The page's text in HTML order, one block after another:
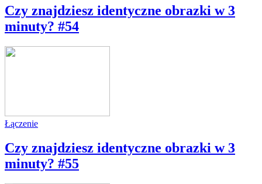
Czy znajdziesz identyczne obrazki w 3
minuty? #54
Łączenie
Czy znajdziesz identyczne obrazki w 3
minuty? #55